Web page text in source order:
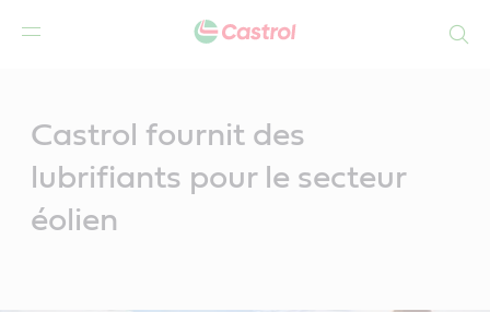
Castrol fournit des
lubrifiants pour le secteur
éolien